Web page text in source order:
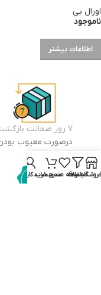
اورال بی
ناموجود
اطلاعات بیشتر
7 روز ضمانت بازگشت
درصورت معیوب
فروشگاهفیلترها
علاقه مندیسبد خرید
حساب کاربری من